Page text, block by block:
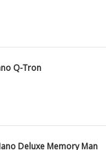
Q-Tron
Deluxe Memory Man